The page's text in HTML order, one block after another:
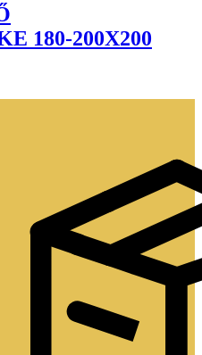
180-200X200